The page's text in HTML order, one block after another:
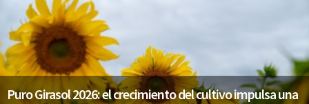
Puro Girasol 2026: el crecimiento del cultivo impulsa una